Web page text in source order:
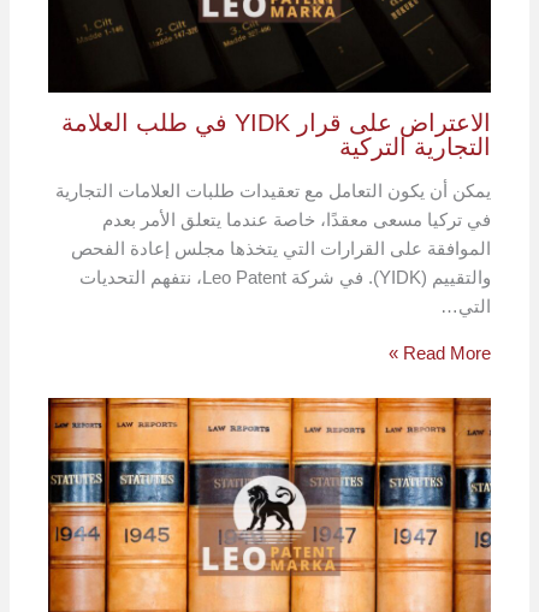
الاعتراض على قرار YIDK في طلب العلامة
التجارية التركية
يمكن أن يكون التعامل مع تعقيدات طلبات العلامات التجارية
في تركيا مسعى معقدًا، خاصة عندما يتعلق الأمر بعدم
الموافقة على القرارات التي يتخذها مجلس إعادة الفحص
والتقييم (YIDK). في شركة Leo Patent، نتفهم التحديات
التي…
Read More »